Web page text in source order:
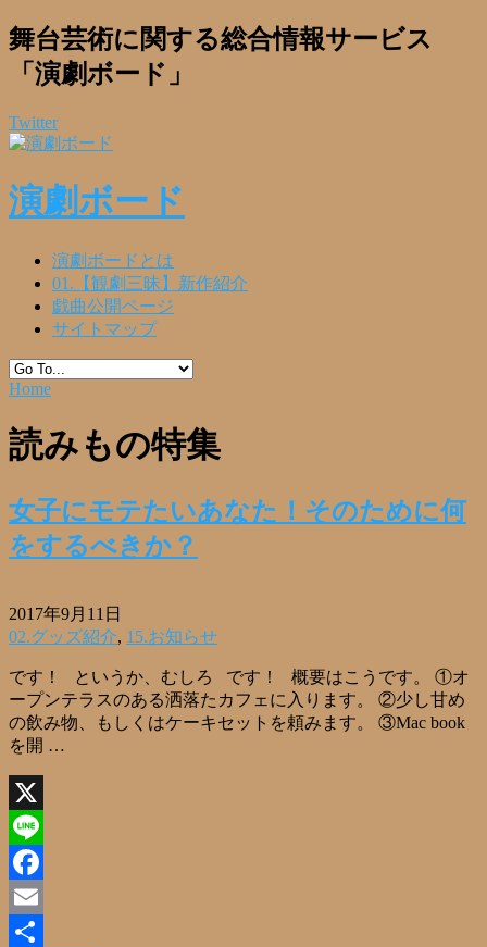
舞台芸術に関する総合情報サービス
「演劇ボード」
Twitter
演劇ボード
演劇ボードとは
01.【観劇三昧】新作紹介
戯曲公開ページ
サイトマップ
Home
読みもの特集
女子にモテたいあなた！そのために何
をするべきか？
2017年9月11日
02.グッズ紹介, 15.お知らせ
です！ というか、むしろ です！ 概要はこうです。 ①オ
ープンテラスのある洒落たカフェに入ります。 ②少し甘め
の飲み物、もしくはケーキセットを頼みます。 ③Mac book
を開 …
X
Line
Facebook
Email